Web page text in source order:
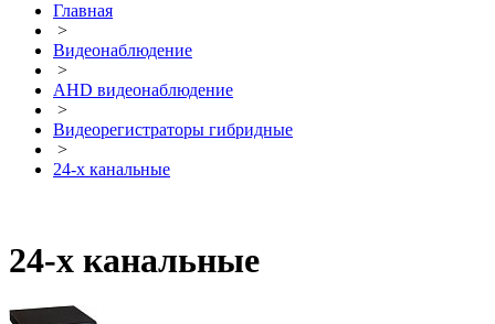
Главная
>
Видеонаблюдение
>
AHD видеонаблюдение
>
Видеорегистраторы гибридные
>
24-х канальные
24-х канальные